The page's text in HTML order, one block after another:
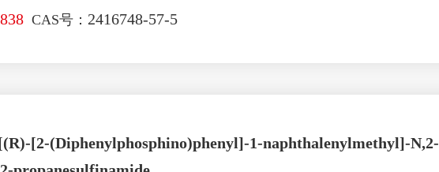
CAS号： 2416748-57-5
[2-(Diphenylphosphino)phenyl]-1-naphthalenylmethyl]-N,2-